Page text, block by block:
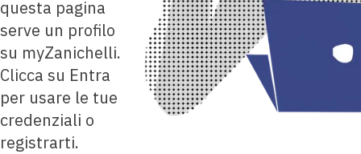
questa pagina
serve un profilo
su myZanichelli.
Clicca su Entra
per usare le tue
credenziali o
registrarti.